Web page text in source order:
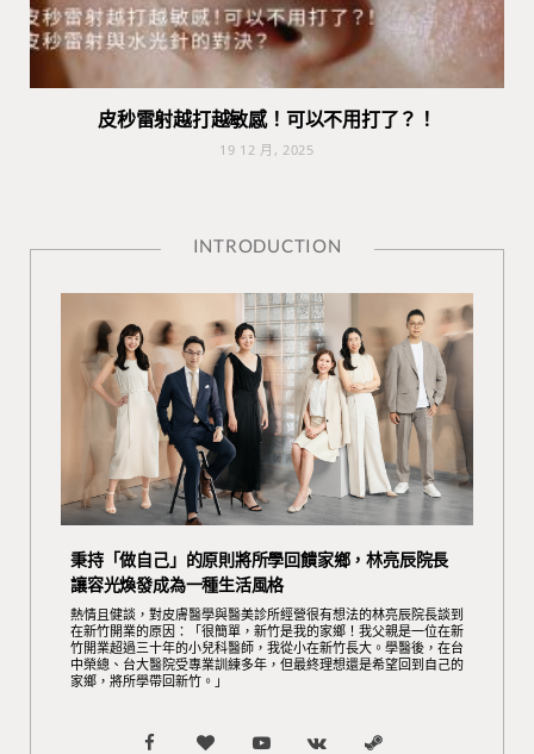
皮秒雷射越打越敏感！可以不用打了？！
19 12 月, 2025
INTRODUCTION
秉持「做自己」的原則將所學回饋家鄉，林亮辰院長
讓容光煥發成為一種生活風格
熱情且健談，對皮膚醫學與醫美診所經營很有想法的林亮辰院長談到
在新竹開業的原因：「很簡單，新竹是我的家鄉！我父親是一位在新
竹開業超過三十年的小兒科醫師，我從小在新竹長大。學醫後，在台
中榮總、台大醫院受專業訓練多年，但最終理想還是希望回到自己的
家鄉，將所學帶回新竹。」
F B Y V S